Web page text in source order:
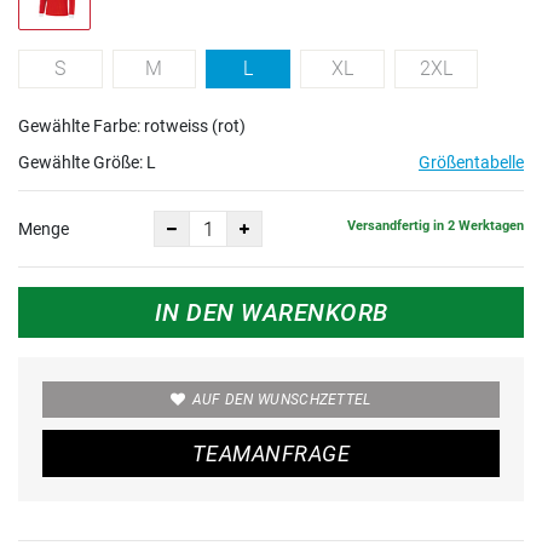
S M L XL 2XL
Gewählte Farbe: rotweiss (rot)
Gewählte Größe: L Größentabelle
Menge Versandfertig in 2 Werktagen
IN DEN WARENKORB
AUF DEN WUNSCHZETTEL
TEAMANFRAGE